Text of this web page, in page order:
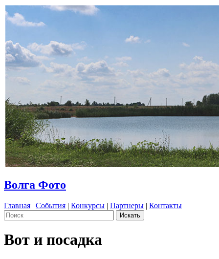
Волга Фото
Главная | События | Конкурсы | Партнеры | Контакты
Вот и посадка